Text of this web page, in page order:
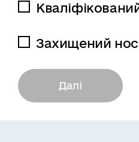
Захищений
Далі